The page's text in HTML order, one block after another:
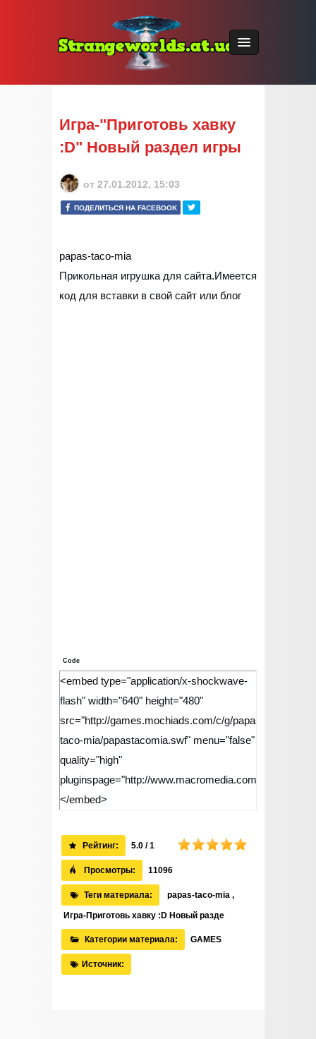
Игра-"Приготовь хавку
:D" Новый раздел игры
от 27.01.2012, 15:03
ПОДЕЛИТЬСЯ НА FACEBOOK
papas-taco-mia
Прикольная игрушка для сайта.Имеется
код для вставки в свой сайт или блог
Code
<embed type="application/x-shockwave-
flash" width="640" height="480"
src="http://games.mochiads.com/c/g/papas-
taco-mia/papastacomia.swf" menu="false"
quality="high"
pluginspage="http://www.macromedia.com/go/
</embed>
Рейтинг: 5.0 / 1
Просмотры: 11096
Теги материала: papas-taco-mia ,
Игра-Приготовь хавку :D Новый разде
Категории материала: GAMES
Источник: